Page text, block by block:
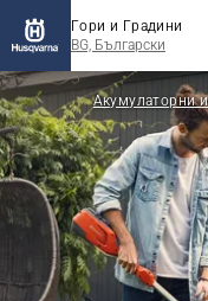
Гори и Градини
BG, Български
Акумулаторни